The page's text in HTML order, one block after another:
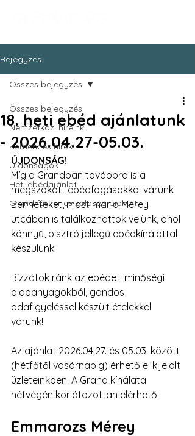
Bejegyzés
Összes bejegyzés
Nemzetközi híreink
Kemencés hírek
Újdonságok
Heti ebédajánlat
Grand fűszer és zöldség biokert
Összes bejegyzés
18. heti ebéd ajánlatunk
- 2026.04.27-05.03.
ÚJDONSÁG!
Míg a Grandban továbbra is a
megszokott ebédfogásokkal várunk
Benneteket, most már a Mérey
utcában is találkozhattok velünk, ahol
könnyű, bisztró jellegű ebédkínálattal
készülünk.
Bízzátok ránk az ebédet: minőségi
alapanyagokból, gondos
odafigyeléssel készült ételekkel
várunk!
Az ajánlat 2026.04.27. és 05.03. között
(hétfőtől vasárnapig) érhető el kijelölt
üzleteinkben. A Grand kínálata
hétvégén korlátozottan elérhető.
Emmarozs Mérey